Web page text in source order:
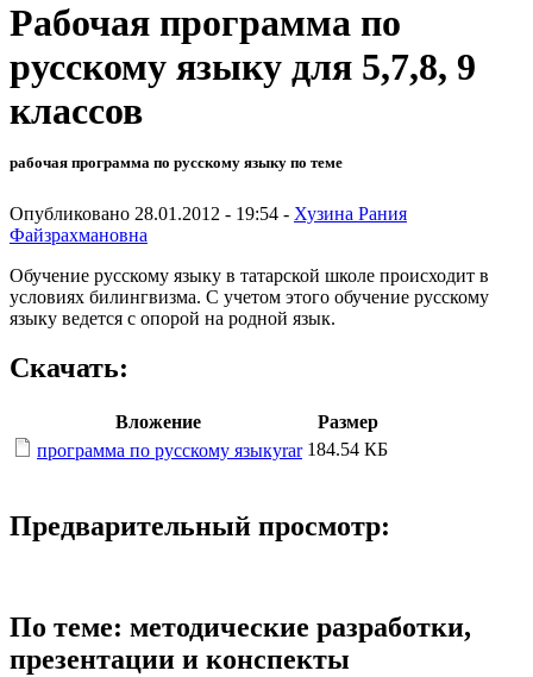
Рабочая программа по
русскому языку для 5,7,8, 9
классов
рабочая программа по русскому языку по теме
Опубликовано 28.01.2012 - 19:54 - Хузина Рания
Файзрахмановна
Обучение русскому языку в татарской школе происходит в
условиях билингвизма. С учетом этого обучение русскому
языку ведется с опорой на родной язык.
Скачать:
Вложение
Размер
программа по русскому языкуrar 184.54 КБ
Предварительный просмотр:
По теме: методические разработки,
презентации и конспекты